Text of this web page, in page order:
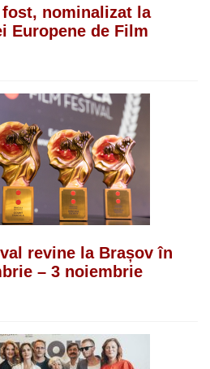
nominalizat la
Europene de Film
revine la Brașov în
– 3 noiembrie